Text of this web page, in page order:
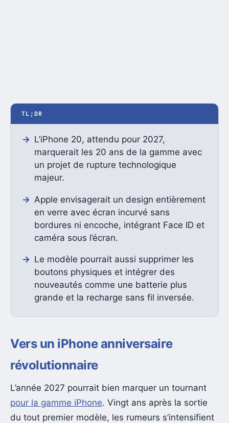
TL;DR
L’iPhone 20, attendu pour 2027,
marquerait les 20 ans de la gamme avec
un projet de rupture technologique
majeur.
Apple envisagerait un design entièrement
en verre avec écran incurvé sans
bordures ni encoche, intégrant Face ID et
caméra sous l’écran.
Le modèle pourrait aussi supprimer les
boutons physiques et intégrer des
nouveautés comme une batterie plus
grande et la recharge sans fil inversée.
Vers un iPhone anniversaire
révolutionnaire
L’année 2027 pourrait bien marquer un tournant
pour la gamme iPhone. Vingt ans après la sortie
du tout premier modèle, les rumeurs s’intensifient